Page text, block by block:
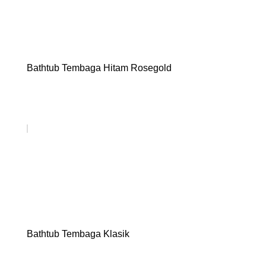
Bathtub Tembaga Hitam Rosegold
Bathtub Tembaga Klasik